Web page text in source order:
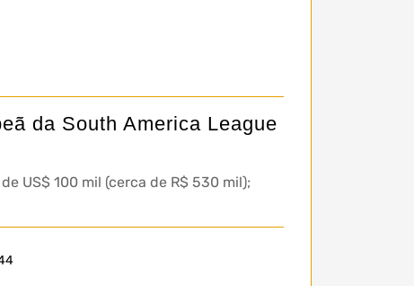
da South America League
US$ 100 mil (cerca de R$ 530 mil);